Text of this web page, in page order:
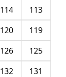
113
114
119
120
125
126
131
132